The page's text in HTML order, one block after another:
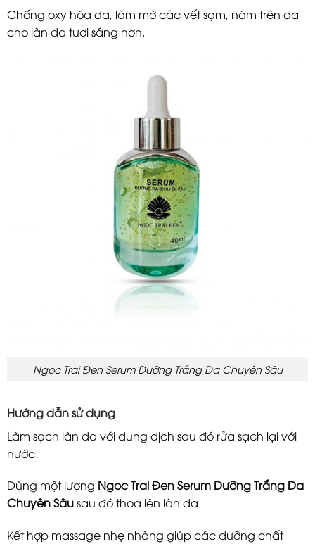
Chống oxy hóa da, làm mờ các vết sạm, nám trên da
cho làn da tươi sáng hơn.
Ngoc Trai Đen Serum Dưỡng Trắng Da Chuyên Sâu
Hướng dẫn sử dụng
Làm sạch làn da với dung dịch sau đó rửa sạch lại với
nước.
Dùng một lượng Ngoc Trai Đen Serum Dưỡng Trắng Da
Chuyên Sâusau đó thoa lên làn da
Kết hợp massage nhẹ nhàng giúp các dưỡng chất